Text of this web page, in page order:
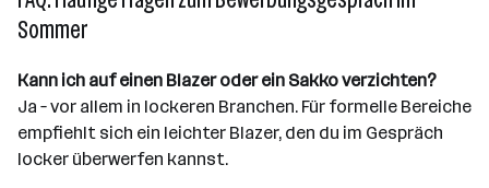
Sommer
Kann ich auf einen Blazer oder ein Sakko verzichten?
Ja – vor allem in lockeren Branchen. Für formelle Bereiche
empfiehlt sich ein leichter Blazer, den du im Gespräch
locker überwerfen kannst.